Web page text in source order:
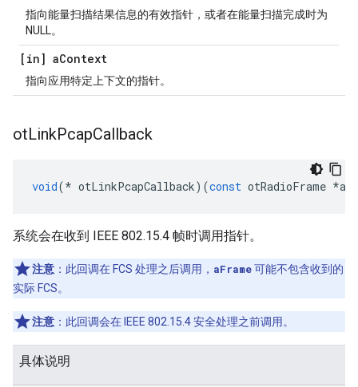
指向能量扫描结果信息的有效指针，或者在能量扫描完成时为
NULL。
[in] aContext
指向应用特定上下文的指针。
otLinkPcapCallback
void(* otLinkPcapCallback)(const otRadioFrame *
系统会在收到 IEEE 802.15.4 帧时调用指针。
注意 ：此回调在 FCS 处理之后调用， aFrame可能不包含收到的
实际 FCS。
注意 ：此回调会在 IEEE 802.15.4 安全处理之前调用。
具体说明